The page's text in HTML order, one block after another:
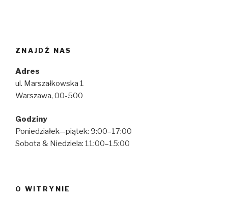
ZNAJDŹ NAS
Adres
ul. Marszałkowska 1
Warszawa, 00-500
Godziny
Poniedziałek—piątek: 9:00–17:00
Sobota & Niedziela: 11:00–15:00
O WITRYNIE